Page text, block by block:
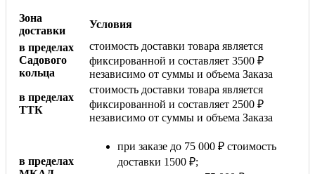
Зона
доставки
Условия
в пределах
Садового
кольца
стоимость доставки товара является
фиксированной и составляет 3500 ₽
независимо от суммы и объема Заказа
в пределах
ТТК
стоимость доставки товара является
фиксированной и составляет 2500 ₽
независимо от суммы и объема Заказа
в пределах
при заказе до 75 000 ₽ стоимость
доставки 1500 ₽;